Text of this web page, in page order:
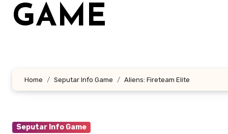
GAME
Home Seputar Info Game Aliens: Fireteam Elite
Seputar Info Game